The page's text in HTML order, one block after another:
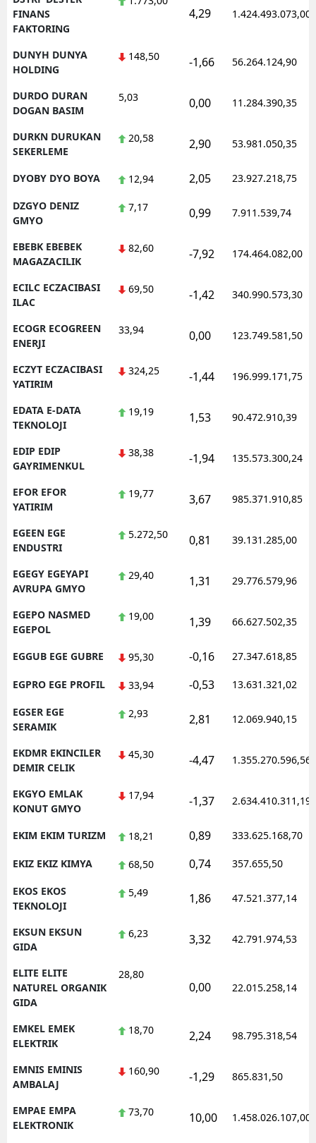
FINANS
FAKTORING
4,29 1.424.493.073,00
DUNYH DUNYA
HOLDING
148,50 -1,66 56.264.124,90
DURDO DURAN
DOGAN BASIM
5,03 0,00 11.284.390,35
DURKN DURUKAN
SEKERLEME
20,58 2,90 53.981.050,35
DYOBY DYO BOYA 12,94 2,05 23.927.218,75
DZGYO DENIZ
GMYO
7,17 0,99 7.911.539,74
EBEBK EBEBEK
MAGAZACILIK
82,60 -7,92 174.464.082,00
ECILC ECZACIBASI
ILAC
69,50 -1,42 340.990.573,30
ECOGR ECOGREEN
ENERJI
33,94 0,00 123.749.581,50
ECZYT ECZACIBASI
YATIRIM
324,25 -1,44 196.999.171,75
EDATA E-DATA
TEKNOLOJI
19,19 1,53 90.472.910,39
EDIP EDIP
GAYRIMENKUL
38,38 -1,94 135.573.300,24
EFOR EFOR
YATIRIM
19,77 3,67 985.371.910,85
EGEEN EGE
ENDUSTRI
5.272,50 0,81 39.131.285,00
EGEGY EGEYAPI
AVRUPA GMYO
29,40 1,31 29.776.579,96
EGEPO NASMED
EGEPOL
19,00 1,39 66.627.502,35
EGGUB EGE GUBRE 95,30 -0,16 27.347.618,85
EGPRO EGE PROFIL 33,94 -0,53 13.631.321,02
EGSER EGE
SERAMIK
2,93 2,81 12.069.940,15
EKDMR EKINCILER
DEMIR CELIK
45,30 -4,47 1.355.270.596,56
EKGYO EMLAK
KONUT GMYO
17,94 -1,37 2.634.410.311,19
EKIM EKIM TURIZM 18,21 0,89 333.625.168,70
EKIZ EKIZ KIMYA 68,50 0,74 357.655,50
EKOS EKOS
TEKNOLOJI
5,49 1,86 47.521.377,14
EKSUN EKSUN
GIDA
6,23 3,32 42.791.974,53
ELITE ELITE
NATUREL ORGANIK
GIDA
28,80
0,00 22.015.258,14
EMKEL EMEK
ELEKTRIK
18,70 2,24 98.795.318,54
EMNIS EMINIS
AMBALAJ
160,90 -1,29 865.831,50
EMPAE EMPA
ELEKTRONIK
73,70 10,00 1.458.026.107,00